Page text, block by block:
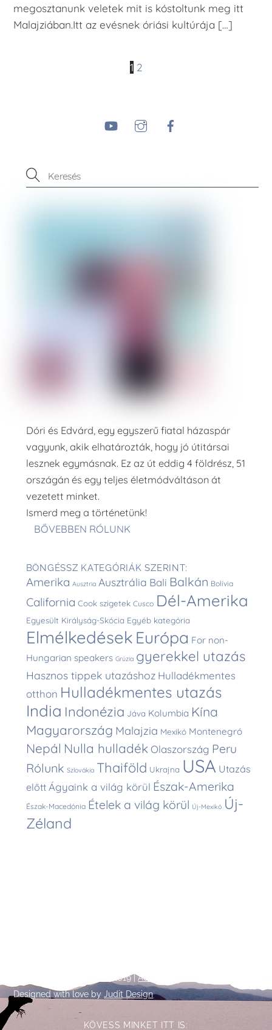
megosztanunk veletek mit is kóstoltunk meg itt
Malajziában.Itt az evésnek óriási kultúrája […]
1 2
YouTube Instagram
Dóri és Edvárd, egy egyszerű fiatal házaspár
vagyunk, akik elhatározták, hogy jó útitársai
lesznek egymásnak. Ez az út eddig 4 földrész, 51
országán és egy teljes életmódváltáson át
vezetett minket.
Ismerd meg a történetünk!
BŐVEBBEN RÓLUNK
BÖNGÉSSZ KATEGÓRIÁK SZERINT:
Amerika Ausztria Ausztrália Bali Balkán Bolívia
California Cook szigetek Cusco Dél-Amerika
Egyesült Királyság-Skócia Egyéb kategória
Elmélkedések Európa For non-
Hungarian speakers Grúzia gyerekkel utazás
Hasznos tippek utazáshoz Hulladékmentes
otthon Hulladékmentes utazás
India Indonézia Jáva Kolumbia Kína
Magyarország Malajzia Mexikó Montenegró
Nepál Nulla hulladék Olaszország Peru
Rólunk Szlovákia Thaiföld Ukrajna USA Utazás
előtt Ágyaink a világ körül Észak-Amerika
Észak-Macedónia Ételek a világ körül Új-Mexikó Új-
Zéland
To
2019 |Adatkezelési tájékoztató
Designed with love byJudit Design
KÖVESS MINKET ITT IS: